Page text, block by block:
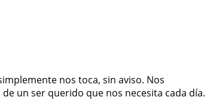
nos toca, sin aviso. Nos
un ser querido que nos necesita cada día.